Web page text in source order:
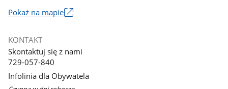
Pokaż na mapieLink
nowym
KONTAKT
Skontaktuj się z nami
729-057-840
Infolinia dla Obywatela